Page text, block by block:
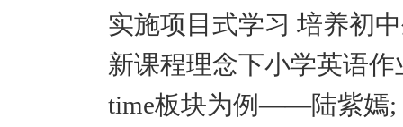
实施项目式学习 培养初
新课程理念下小学英语
time板块为例——陆紫嫣;